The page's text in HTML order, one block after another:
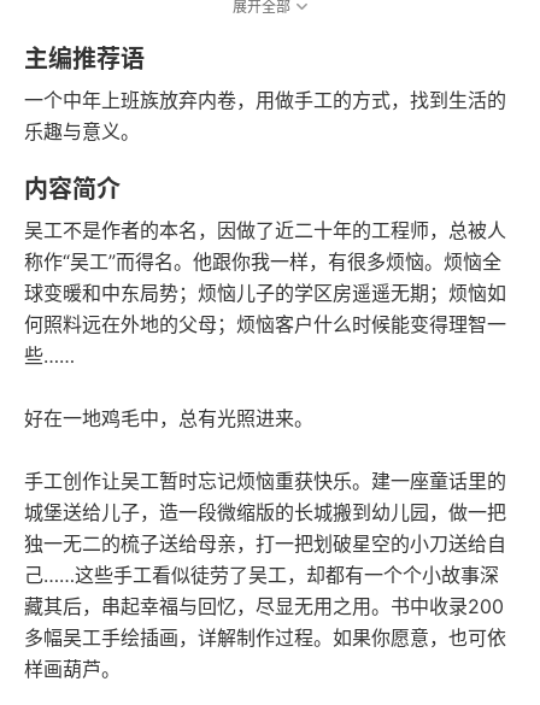
93千字
字数
2023-04-01
发行日期
展开全部
主编推荐语
一个中年上班族放弃内卷，用做手工的方式，找到生活的
乐趣与意义。
内容简介
吴工不是作者的本名，因做了近二十年的工程师，总被人
称作“吴工”而得名。他跟你我一样，有很多烦恼。烦恼全
球变暖和中东局势；烦恼儿子的学区房遥遥无期；烦恼如
何照料远在外地的父母；烦恼客户什么时候能变得理智一
些……
好在一地鸡毛中，总有光照进来。
手工创作让吴工暂时忘记烦恼重获快乐。建一座童话里的
城堡送给儿子，造一段微缩版的长城搬到幼儿园，做一把
独一无二的梳子送给母亲，打一把划破星空的小刀送给自
己……这些手工看似徒劳了吴工，却都有一个个小故事深
藏其后，串起幸福与回忆，尽显无用之用。书中收录200
多幅吴工手绘插画，详解制作过程。如果你愿意，也可依
样画葫芦。